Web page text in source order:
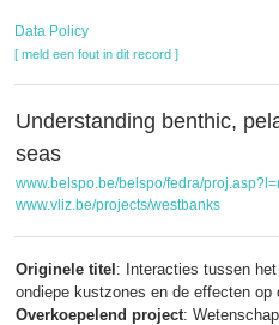
gaan
Data Policy
[ meld een fout in dit record ]
Understanding benthic,
seas
www.belspo.be/belspo/fedra/
www.vliz.be/projects/westbanks
Originele titel : Interacties tussen
ondiepe kustzones en de effecten op
Overkoepelend project: